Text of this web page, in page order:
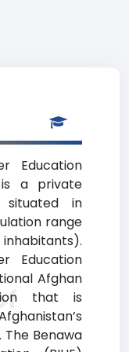
Education
is a private
situated in
range
Education
Afghan
that is
The Benawa